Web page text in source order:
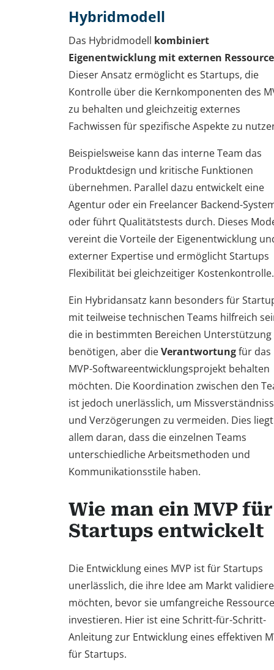
Hybridmodell
Das Hybridmodell kombiniert
Eigenentwicklung mit externen
Dieser Ansatz ermöglicht es Startups, die
Kontrolle über die Kernkomponenten des
zu behalten und gleichzeitig externes
Fachwissen für spezifische Aspekte zu
Beispielsweise kann das interne Team das
Produktdesign und kritische Funktionen
übernehmen. Parallel dazu entwickelt eine
Agentur oder ein Freelancer Backend-
oder führt Qualitätstests durch. Dieses
vereint die Vorteile der Eigenentwicklung
externer Expertise und ermöglicht Startups
Flexibilität bei gleichzeitiger Kostenkontrolle.
Ein Hybridansatz kann besonders für
mit teilweise technischen Teams hilfreich
die in bestimmten Bereichen Unterstützung
benötigen, aber dieVerantwortungfür das
MVP-Softwareentwicklungsprojekt behalten
möchten. Die Koordination zwischen den
ist jedoch unerlässlich, um
und Verzögerungen zu vermeiden. Dies
allem daran, dass die einzelnen Teams
unterschiedliche Arbeitsmethoden und
Kommunikationsstile haben.
Wie man ein MVP für
Startups entwickelt
Die Entwicklung eines MVP ist für Startups
unerlässlich, die ihre Idee am Markt
möchten, bevor sie umfangreiche
investieren. Hier ist eine Schritt-für-Schritt-
Anleitung zur Entwicklung eines effektiven
für Startups.